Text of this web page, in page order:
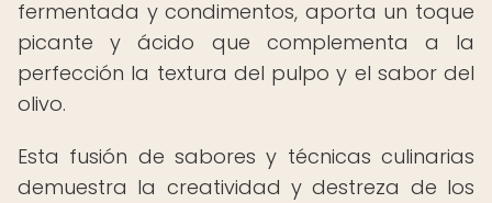
fermentada y condimentos, aporta un toque
picante y ácido que complementa a la
perfección la textura del pulpo y el sabor del
olivo.
Esta fusión de sabores y técnicas culinarias
demuestra la creatividad y destreza de los